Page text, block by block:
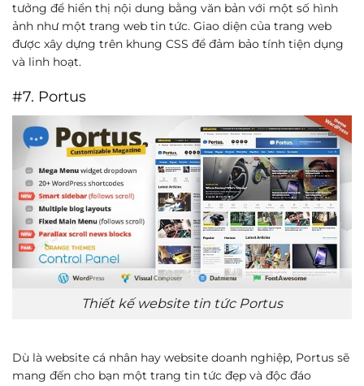
tưởng để hiển thị nội dung bằng văn bản với một số hình
ảnh như một trang web tin tức. Giao diện của trang web
được xây dựng trên khung CSS để đảm bảo tính tiện dụng
và linh hoạt.
#7. Portus
Thiết kế website tin tức Portus
Dù là website cá nhân hay website doanh nghiệp, Portus sẽ
mang đến cho bạn một trang tin tức đẹp và độc đáo